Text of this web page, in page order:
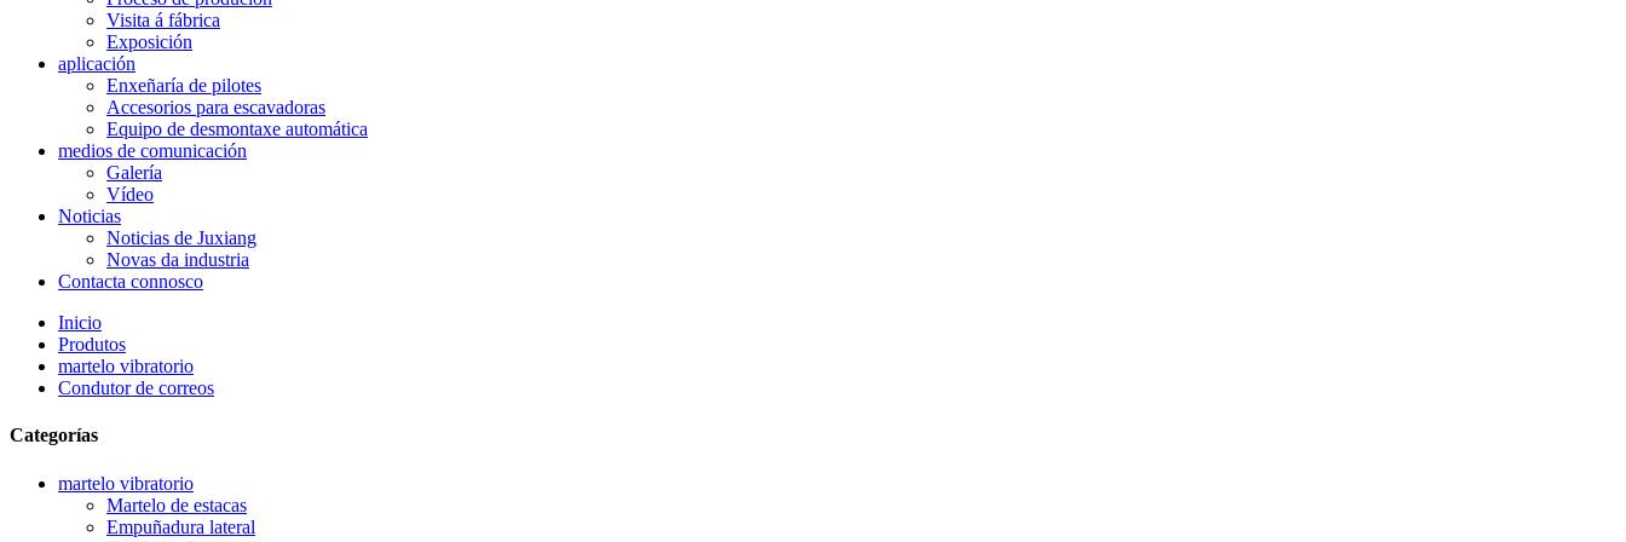
Visita á fábrica
Exposición
aplicación
Enxeñaría de pilotes
Accesorios para escavadoras
Equipo de desmontaxe automática
medios de comunicación
Galería
Vídeo
Noticias
Noticias de Juxiang
Novas da industria
Contacta connosco
Inicio
Produtos
martelo vibratorio
Condutor de correos
Categorías
martelo vibratorio
Martelo de estacas
Empuñadura lateral